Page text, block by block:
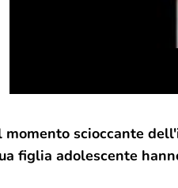
momento scioccante
figlia adolescente